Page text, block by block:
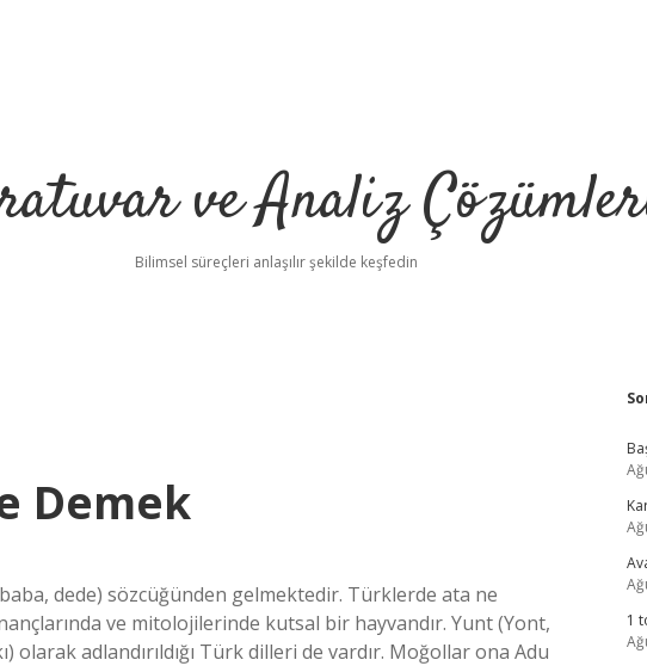
ve Analiz
Bilimsel süreçleri anlaşılır şekilde keşfedin
Demek
dede) sözcüğünden gelmektedir. Türklerde ata ne
ve mitolojilerinde kutsal bir hayvandır. Yunt (Yont,
olarak adlandırıldığı Türk dilleri de vardır. Moğollar ona Adu
1